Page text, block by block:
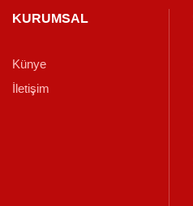
KURUMSAL
Künye
İletişim